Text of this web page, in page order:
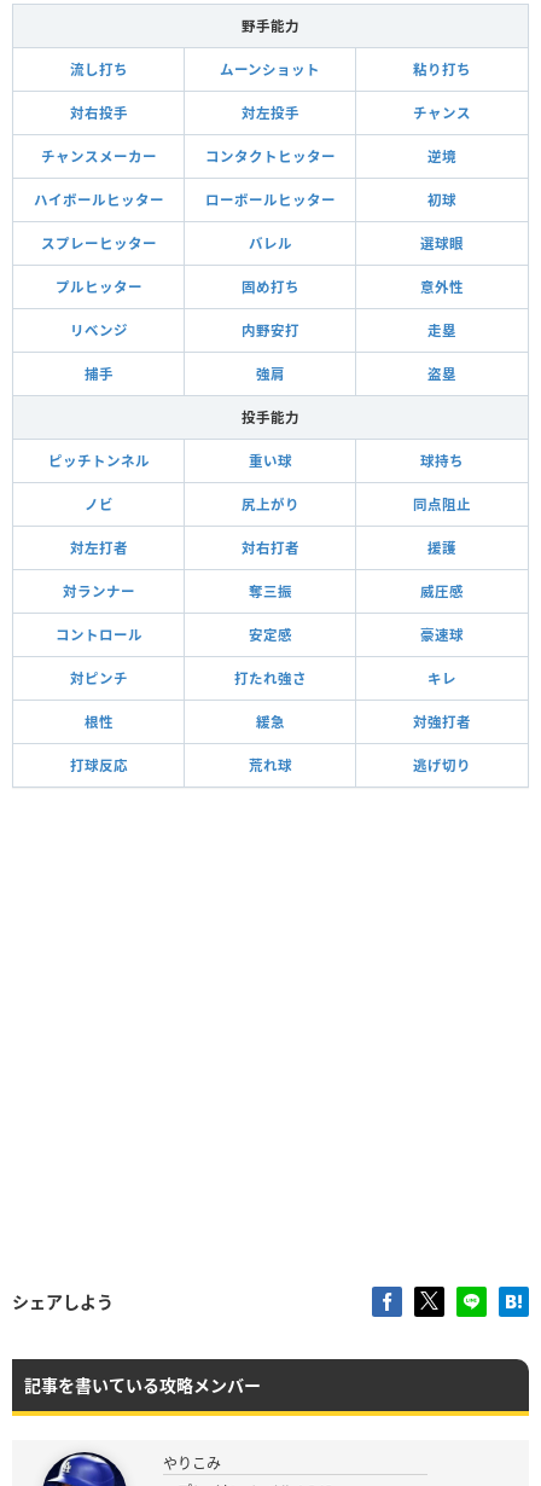
野手能力
流し打ち ムーンショット 粘り打ち
対右投手 対左投手 チャンス
チャンスメーカー コンタクトヒッター 逆境
ハイボールヒッター ローボールヒッター 初球
スプレーヒッター バレル 選球眼
プルヒッター 固め打ち 意外性
リベンジ 内野安打 走塁
捕手 強肩 盗塁
投手能力
ピッチトンネル 重い球 球持ち
ノビ 尻上がり 同点阻止
対左打者 対右打者 援護
対ランナー 奪三振 威圧感
コントロール 安定感 豪速球
対ピンチ 打たれ強さ キレ
根性 緩急 対強打者
打球反応 荒れ球 逃げ切り
シェアしよう
記事を書いている攻略メンバー
やりこみ